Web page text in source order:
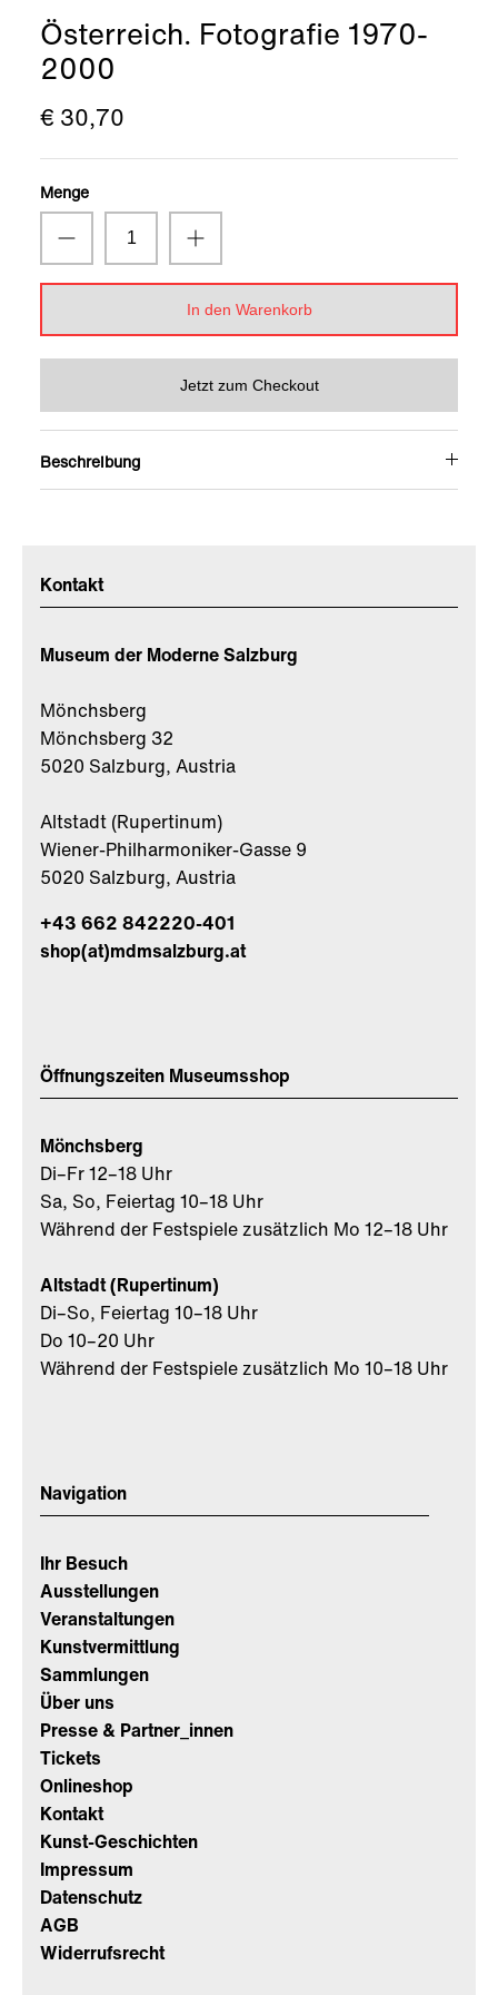
Österreich. Fotografie 1970-
2000
€ 30,70
Menge
In den Warenkorb
Jetzt zum Checkout
Beschreibung
Kontakt
Museum der Moderne Salzburg
Mönchsberg
Mönchsberg 32
5020 Salzburg, Austria
Altstadt (Rupertinum)
Wiener-Philharmoniker-Gasse 9
5020 Salzburg, Austria
+43 662 842220-401
shop(at)mdmsalzburg.at
Öffnungszeiten Museumsshop
Mönchsberg
Di–Fr 12–18 Uhr
Sa, So, Feiertag 10–18 Uhr
Während der Festspiele zusätzlich Mo 12–18 Uhr
Altstadt (Rupertinum)
Di–So, Feiertag 10–18 Uhr
Do 10–20 Uhr
Während der Festspiele zusätzlich Mo 10–18 Uhr
Navigation
Ihr Besuch
Ausstellungen
Veranstaltungen
Kunstvermittlung
Sammlungen
Über uns
Presse & Partner_innen
Tickets
Onlineshop
Kontakt
Kunst-Geschichten
Impressum
Datenschutz
AGB
Widerrufsrecht